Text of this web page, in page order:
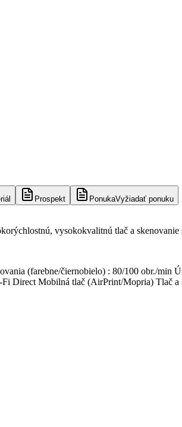
Prospekt PonukaVyžiadať ponuku
vysokokvalitnú tlač a
(farebne/čiernobielo) : 80/100 obr./min
Direct Mobilná tlač (AirPrint/Mopria) Tlač a